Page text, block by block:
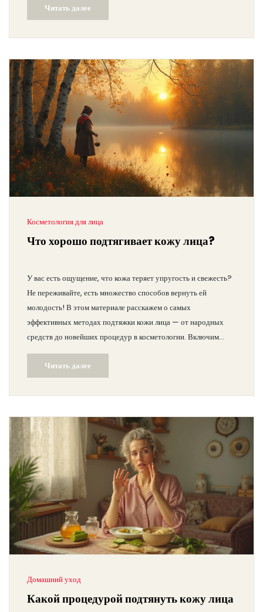
с чего начать — здесь найдете простые объяснения и
рекомендации. Материал будет полезен и тем, кто только
задумывается о первых шагах, и тем, кто уже пробовал разные
Читать далее
Косметология для лица
Что хорошо подтягивает кожу лица?
У вас есть ощущение, что кожа теряет упругость и свежесть?
Не переживайте, есть множество способов вернуть ей
молодость! В этом материале расскажем о самых
эффективных методах подтяжки кожи лица — от народных
средств до новейших процедур в косметологии. Включим
интересные факты, которые могут удивить, и практичные
советы, основанные на реальной практике. Забудьте о
неясности — только полезная информация для вашей кожи.
Читать далее
Домашний уход
Какой процедурой подтянуть кожу лица